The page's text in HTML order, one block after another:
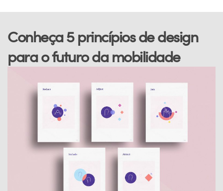
Conheça 5 princípios de design
para o futuro da mobilidade